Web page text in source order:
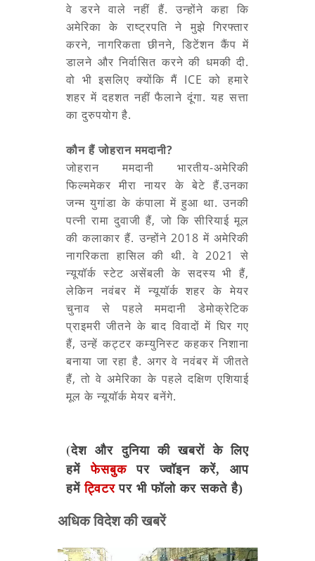
वे डरने वाले नहीं हैं. उन्होंने कहा कि
अमेरिका के राष्ट्रपति ने मुझे गिरफ्तार
करने, नागरिकता छीनने, डिटेंशन कैंप में
डालने और निर्वासित करने की धमकी दी.
वो भी इसलिए क्योंकि मैं ICE को हमारे
शहर में दहशत नहीं फैलाने दूंगा. यह सत्ता
का दुरुपयोग है.
कौन हैं जोहरान ममदानी?
जोहरान ममदानी भारतीय-अमेरिकी
फिल्ममेकर मीरा नायर के बेटे हैं.उनका
जन्म युगांडा के कंपाला में हुआ था. उनकी
पत्नी रामा दुवाजी हैं, जो कि सीरियाई मूल
की कलाकार हैं. उन्होंने 2018 में अमेरिकी
नागरिकता हासिल की थी. वे 2021 से
न्यूयॉर्क स्टेट असेंबली के सदस्य भी हैं,
लेकिन नवंबर में न्यूयॉर्क शहर के मेयर
चुनाव से पहले ममदानी डेमोक्रेटिक
प्राइमरी जीतने के बाद विवादों में घिर गए
हैं, उन्हें कट्टर कम्युनिस्ट कहकर निशाना
बनाया जा रहा है. अगर वे नवंबर में जीतते
हैं, तो वे अमेरिका के पहले दक्षिण एशियाई
मूल के न्यूयॉर्क मेयर बनेंगे.
(देश और दुनिया की खबरों के लिए
हमेंफेसबुकपर ज्वॉइन करें, आप
हमेंट्विटर पर भी फॉलो कर सकते है)
अधिक विदेश की खबरें